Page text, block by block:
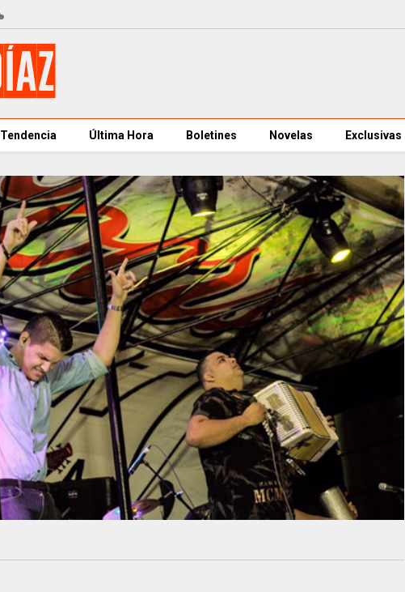
Tendencia Última Hora Boletines Novelas Exclusivas